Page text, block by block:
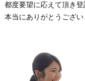
都度要望に応えて頂き登
本当にありがとうござい